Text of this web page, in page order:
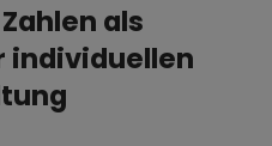
als
individuellen